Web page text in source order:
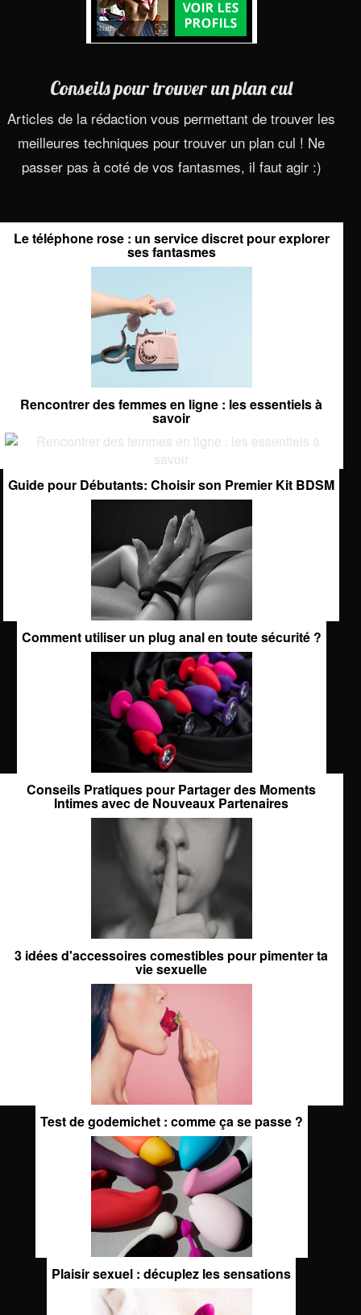
Conseils pour trouver un plan cul
Articles de la rédaction vous permettant de trouver les
meilleures techniques pour trouver un plan cul ! Ne
passer pas à coté de vos fantasmes, il faut agir :)
Le téléphone rose : un service discret pour explorer
ses fantasmes
Rencontrer des femmes en ligne : les essentiels à
savoir
Guide pour Débutants: Choisir son Premier Kit BDSM
Comment utiliser un plug anal en toute sécurité ?
Conseils Pratiques pour Partager des Moments
Intimes avec de Nouveaux Partenaires
3 idées d'accessoires comestibles pour pimenter ta
vie sexuelle
Test de godemichet : comme ça se passe ?
Plaisir sexuel : décuplez les sensations